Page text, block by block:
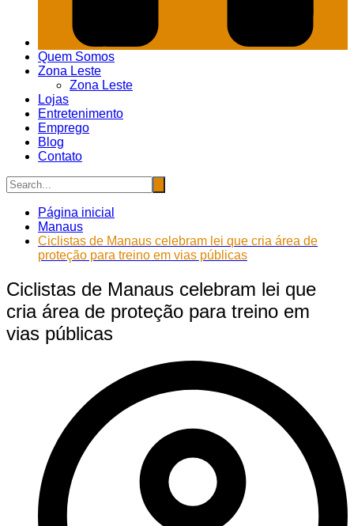
Quem Somos
Zona Leste
Zona Leste
Lojas
Entretenimento
Emprego
Blog
Contato
Página inicial
Manaus
Ciclistas de Manaus celebram lei que cria área de
proteção para treino em vias públicas
Ciclistas de Manaus celebram lei que
cria área de proteção para treino em
vias públicas